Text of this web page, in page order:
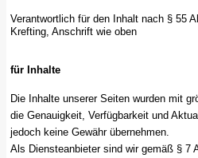
Verantwortlich für den Inhalt nach § 55
Krefting, Anschrift wie oben
für Inhalte
Die Inhalte unserer Seiten wurden mit
die Genauigkeit, Verfügbarkeit und
jedoch keine Gewähr übernehmen.
Als Diensteanbieter sind wir gemäß § 7